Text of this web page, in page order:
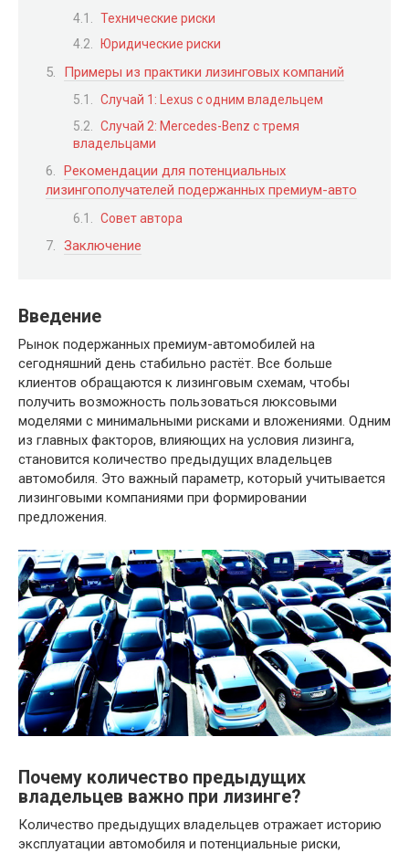
Технические риски
Юридические риски
Примеры из практики лизинговых компаний
Случай 1: Lexus с одним владельцем
Случай 2: Mercedes-Benz с тремя
владельцами
Рекомендации для потенциальных
лизингополучателей подержанных премиум-авто
Совет автора
Заключение
Введение
Рынок подержанных премиум-автомобилей на
сегодняшний день стабильно растёт. Все больше
клиентов обращаются к лизинговым схемам, чтобы
получить возможность пользоваться люксовыми
моделями с минимальными рисками и вложениями. Одним
из главных факторов, влияющих на условия лизинга,
становится количество предыдущих владельцев
автомобиля. Это важный параметр, который учитывается
лизинговыми компаниями при формировании
предложения.
Почему количество предыдущих
владельцев важно при лизинге?
Количество предыдущих владельцев отражает историю
эксплуатации автомобиля и потенциальные риски,